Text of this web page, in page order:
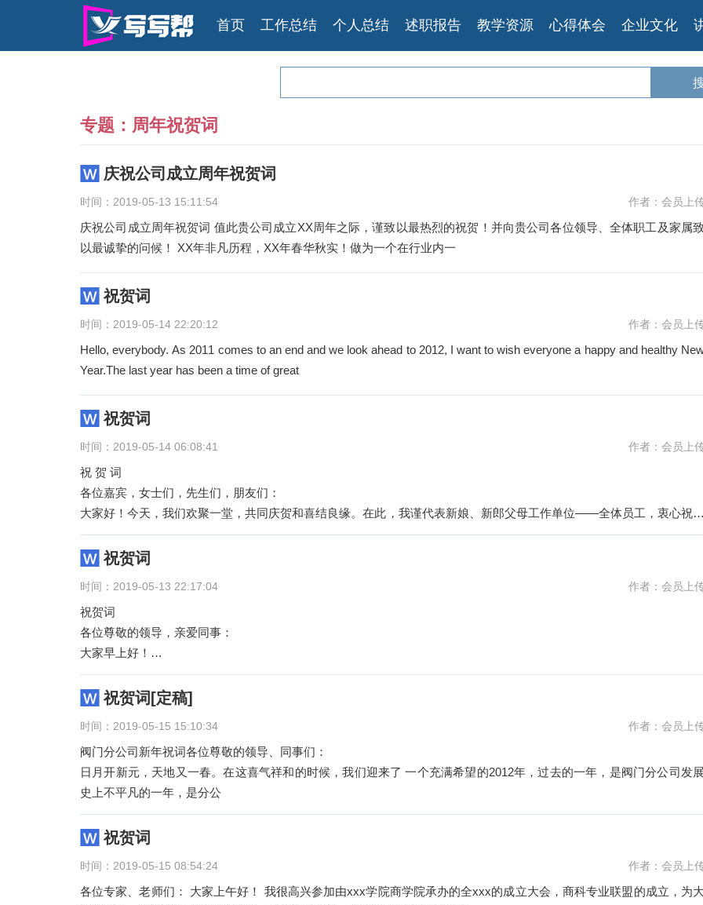
首页 工作总结 个人总结 述职报告 教学资源 心得体会 企业文化
专题：周年祝贺词
庆祝公司成立周年祝贺词
时间：2019-05-13 15:11:54 作者：会员上
庆祝公司成立周年祝贺词 值此贵公司成立XX周年之际，谨致以最热烈的祝贺！并向贵公司各位领导、全体职工及家属
以最诚挚的问候！ XX年非凡历程，XX年春华秋实！做为一个在行业内一
祝贺词
时间：2019-05-14 22:20:12 作者：会员上
Hello, everybody. As 2011 comes to an end and we look ahead to 2012, I want to wish everyone a happy and healthy
Year.The last year has been a time of great
祝贺词
时间：2019-05-14 06:08:41 作者：会员上
祝 贺 词
各位嘉宾，女士们，先生们，朋友们：
大家好！今天，我们欢聚一堂，共同庆贺和喜结良缘。在此，我谨代表新娘、新郎父母工作单位——全体员工，衷心祝愿
两位新人新婚愉快、幸福美满、
祝贺词
时间：2019-05-13 22:17:04 作者：会员上
祝贺词
各位尊敬的领导，亲爱同事：
大家早上好！
在这春暖花开，万物复苏之际，我们迎来了一个特殊的日子，也是一个值得我们庆贺的节日。今天我们女子采油班终于
立了！这是我们延长油
祝贺词[定稿]
时间：2019-05-15 15:10:34 作者：会员上
阀门分公司新年祝词各位尊敬的领导、同事们：
日月开新元，天地又一春。在这喜气祥和的时候，我们迎来了 一个充满希望的2012年，过去的一年，是阀门分公司发展
史上不平凡的一年，是分公
祝贺词
时间：2019-05-15 08:54:24 作者：会员上
各位专家、老师们： 大家上午好！ 我很高兴参加由xxx学院商学院承办的全xxx的成立大会，商科专业联盟的成立，为大